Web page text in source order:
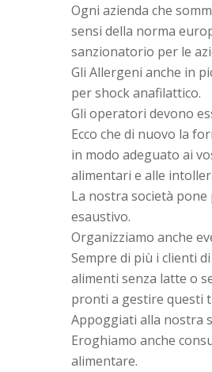
Ogni azienda che
sensi della norma
sanzionatorio per le
Gli Allergeni anche in
per shock anafilattico.
Gli operatori devono
Ecco che di nuovo la
in modo adeguato ai
alimentari e alle
La nostra società
esaustivo.
Organizziamo anche
Sempre di più i clienti
alimenti senza latte o
pronti a gestire questi
Appoggiati alla nostra
Eroghiamo anche
alimentare.